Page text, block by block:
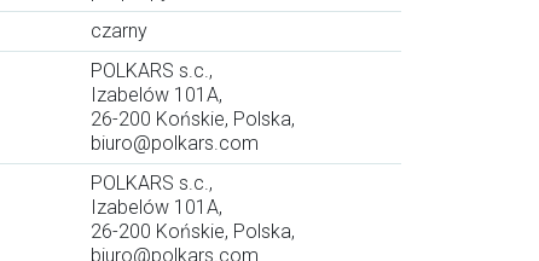
czarny
POLKARS s.c.,
Izabelów 101A,
26-200 Końskie, Polska,
biuro@polkars.com
POLKARS s.c.,
Izabelów 101A,
26-200 Końskie, Polska,
biuro@polkars.com